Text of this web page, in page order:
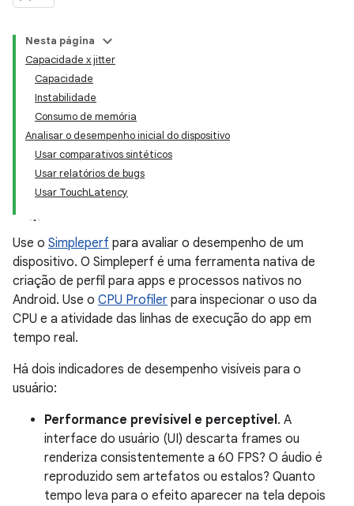
Nesta página
Capacidade x jitter
Capacidade
Instabilidade
Consumo de memória
Analisar o desempenho inicial do dispositivo
Usar comparativos sintéticos
Usar relatórios de bugs
Usar TouchLatency
Use o Simpleperf para avaliar o desempenho de um
dispositivo. O Simpleperf é uma ferramenta nativa de
criação de perfil para apps e processos nativos no
Android. Use o CPU Profiler para inspecionar o uso da
CPU e a atividade das linhas de execução do app em
tempo real.
Há dois indicadores de desempenho visíveis para o
usuário:
Performance previsível e perceptível. A
interface do usuário (UI) descarta frames ou
renderiza consistentemente a 60 FPS? O áudio é
reproduzido sem artefatos ou estalos? Quanto
tempo leva para o efeito aparecer na tela depois